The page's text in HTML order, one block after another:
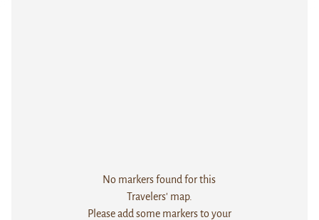
No markers found for this
Travelers' map.
Please add some markers to your